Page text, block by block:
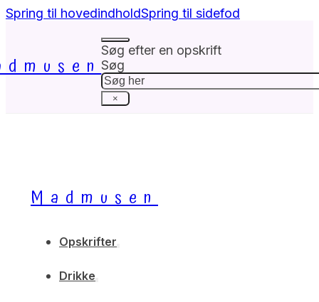
Spring til hovedindholdSpring til sidefod
Søg efter en opskrift
Søg
×
Madmusen
Opskrifter
Drikke